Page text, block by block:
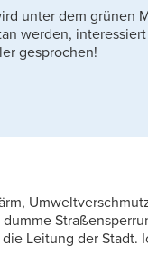
unter dem grünen
werden,
gesprochen!
Leitung der Stadt.